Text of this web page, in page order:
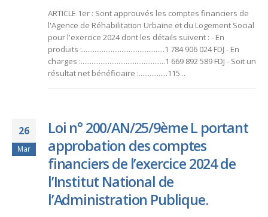
ARTICLE 1er : Sont approuvés les comptes financiers de
l'Agence de Réhabilitation Urbaine et du Logement Social
pour l'exercice 2024 dont les détails suivent : - En
produits :..............................................1 784 906 024 FDJ - En
charges :...............................................1 669 892 589 FDJ - Soit un
résultat net bénéficiaire :................115...
26
Mar
Loi n° 200/AN/25/9ème L portant
approbation des comptes
financiers de l’exercice 2024 de
l’Institut National de
l’Administration Publique.